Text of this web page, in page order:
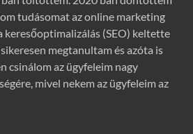
tudásomat az online marketing
keresőoptimalizálás (SEO) keltette
megtanultam és azóta is
csinálom az ügyfeleim nagy
mivel nekem az ügyfeleim az